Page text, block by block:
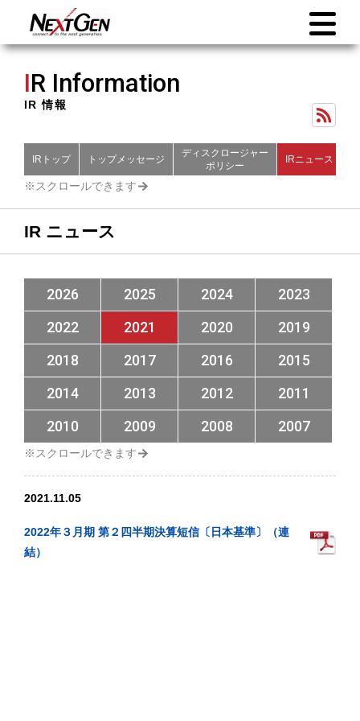
IR Information
IR 情報
IRトップ トップメッセージ
ディスクロージャー
ポリシー
IRニュース
IR ニュース
2026 2025 2024
2023
2022
2021 2020
2019
2018
2017 2016
2015
2014
2013 2012
2011
2010
2009 2008 2007
2021.11.05
2022年３月期 第２四半期決算短信〔日本基準〕（連
結）